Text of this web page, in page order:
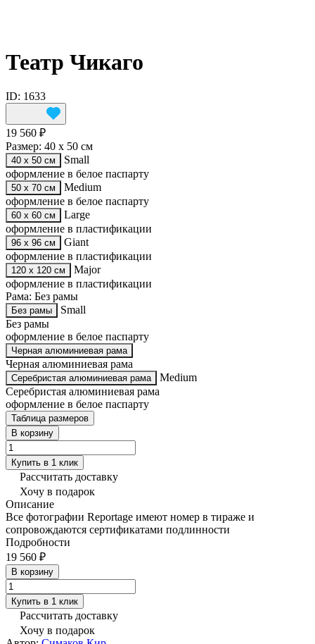
Театр Чикаго
ID: 1633
19 560 ₽
Размер: 40 х 50 см
40 х 50 см
Small
оформление в белое паспарту
50 х 70 см
Medium
оформление в белое паспарту
60 х 60 см
Large
оформление в пластификации
96 х 96 см
Giant
оформление в пластификации
120 х 120 см
Major
оформление в пластификации
Рама: Без рамы
Без рамы
Small
Без рамы
оформление в белое паспарту
Черная алюминиевая рама
Черная алюминиевая рама
Серебристая алюминиевая рама
Medium
Серебристая алюминиевая рама
оформление в белое паспарту
Таблица размеров
В корзину
Купить в 1 клик
Рассчитать доставку
Хочу в подарок
Описание
Все фотографии Reportage имеют номер в тираже и
сопровождаются сертификатами подлинности
Подробности
19 560 ₽
В корзину
Купить в 1 клик
Рассчитать доставку
Хочу в подарок